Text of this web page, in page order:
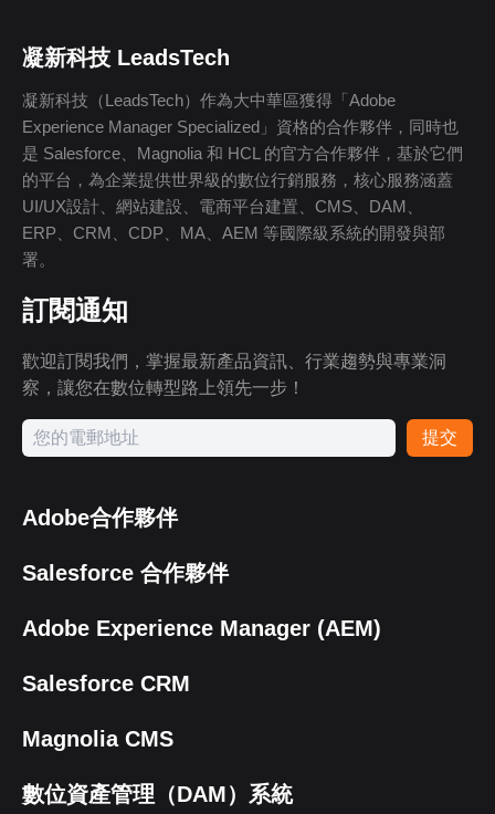
凝新科技 LeadsTech
凝新科技（LeadsTech）作為大中華區獲得「Adobe
Experience Manager Specialized」資格的合作夥伴，同時也
是 Salesforce、Magnolia 和 HCL 的官方合作夥伴，基於它們
的平台，為企業提供世界級的數位行銷服務，核心服務涵蓋
UI/UX設計、網站建設、電商平台建置、CMS、DAM、
ERP、CRM、CDP、MA、AEM 等國際級系統的開發與部
署。
訂閱通知
歡迎訂閱我們，掌握最新產品資訊、行業趨勢與專業洞
察，讓您在數位轉型路上領先一步！
提交
Adobe合作夥伴
Salesforce 合作夥伴
Adobe Experience Manager (AEM)
Salesforce CRM
Magnolia CMS
數位資產管理（DAM）系統